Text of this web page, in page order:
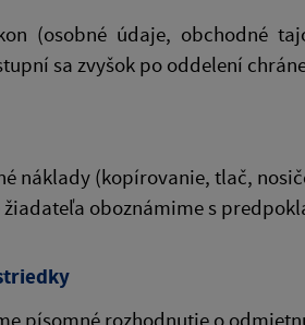
(osobné údaje, obchodné
sa zvyšok po oddelení
náklady (kopírovanie, tlač,
oboznámime s
písomné rozhodnutie o